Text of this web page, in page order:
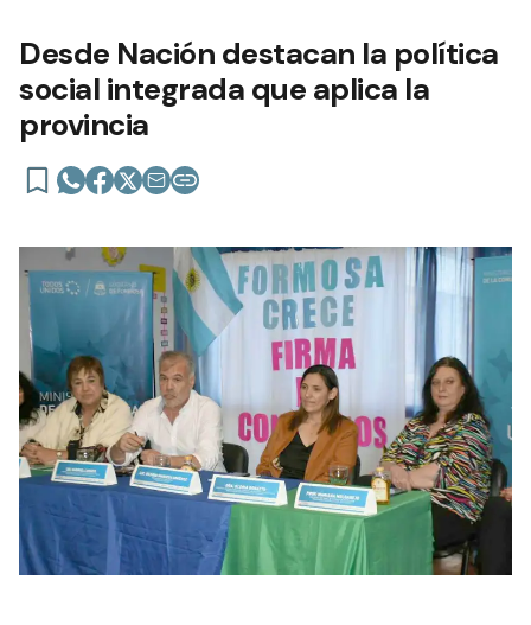
Desde Nación destacan la política
social integrada que aplica la
provincia